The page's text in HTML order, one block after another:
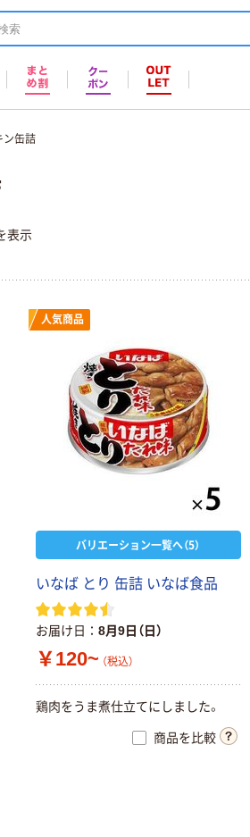
ン缶詰
表示
人気商品
バリエーション一覧へ（5）
いなば とり 缶詰 いなば食品
お届け日 8月9日（日）
￥120~ （税込）
鶏肉をうま煮仕立てにしました。
商品を比較